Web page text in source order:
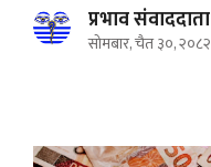
प्रभाव संवाददाता
सोमबार, चैत ३०, २०८२